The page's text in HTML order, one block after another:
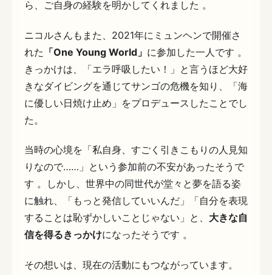
ら、ご自身の経験を明かしてくれました 。
ニコルさんもまた、2021年にミュンヘンで開催さ
れた 「One Young World」 に参加した一人です 。
きっかけは、「エラ呼吸したい！」と言うほど大好
きなダイビングを通じてサンゴの危機を知り、「海
に優しい日焼け止め」をプロデュースしたことでし
た。
当時の心境を「私自身、すごく引きこもりの人見知
りなので……」という参加前の不安があったそうで
す 。しかし、世界中の同世代が堂々と夢を語る姿
に触れ、「もっと発信していいんだ」「自分を表現
することは恥ずかしいことじゃない」と、 大きな自
信を得るきっかけになったそうです 。
その想いは、現在の活動にもつながっています。